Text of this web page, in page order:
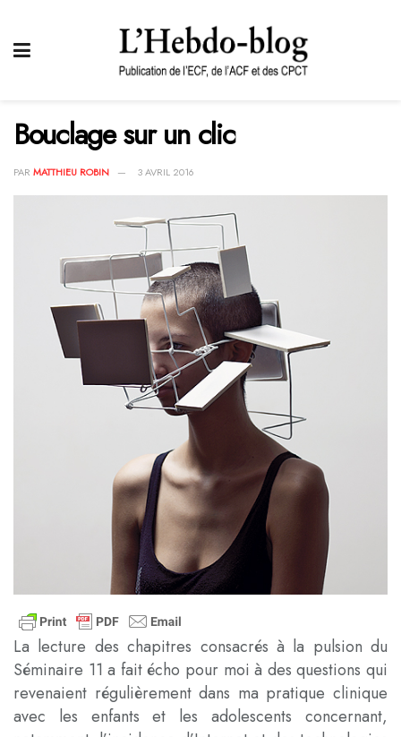
Bouclage sur un clic
PAR MATTHIEU ROBIN 3 AVRIL 2016
La lecture des chapitres consacrés à la pulsion du
Séminaire 11 a fait écho pour moi à des questions qui
revenaient régulièrement dans ma pratique clinique
avec les enfants et les adolescents concernant,